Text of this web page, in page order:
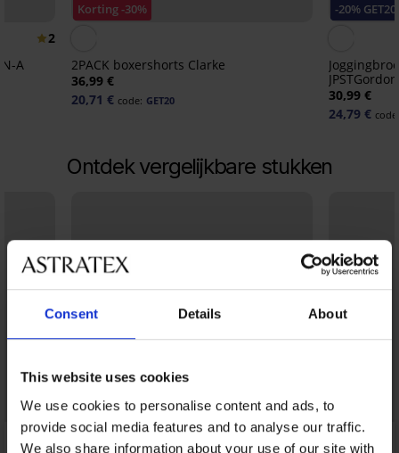
Consent Details About
This website uses cookies
We use cookies to personalise content and ads, to
provide social media features and to analyse our traffic.
We also share information about your use of our site with
2
A
Korting -30%
2PACK boxershorts Clarke
36,99 €
20,71 € code: GET20
-20% GET20
JPSTGordon
30,99 €
24,79 € code:
Ontdek vergelijkbare stukken